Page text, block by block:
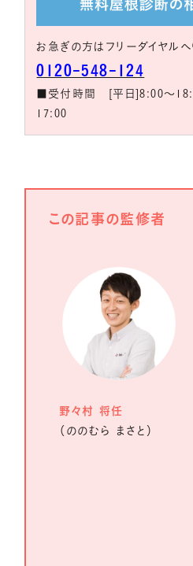
お急ぎの方はフリーダイヤルへ
0120-548-124
■受付時間 [平日]8:00～
17:00
この記事の監修者
野々村 将任
（ののむら まさと）